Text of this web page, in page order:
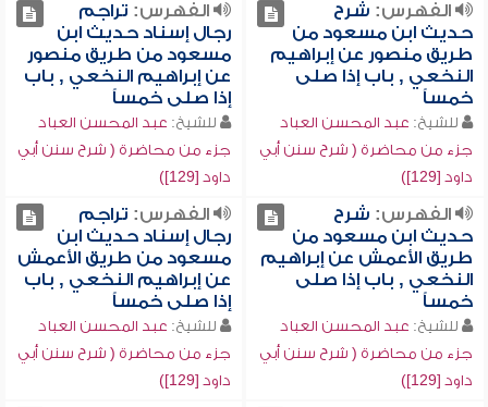
الفهرس: شرح
حديث ابن مسعود من
طريق منصور عن إبراهيم
النخعي , باب إذا صلى
خمساً
للشيخ: عبد المحسن العباد
جزء من محاضرة ( شرح سنن أبي
داود [129])
الفهرس: تراجم
رجال إسناد حديث ابن
مسعود من طريق منصور
عن إبراهيم النخعي , باب
إذا صلى خمساً
للشيخ: عبد المحسن العباد
جزء من محاضرة ( شرح سنن أبي
داود [129])
الفهرس: شرح
حديث ابن مسعود من
طريق الأعمش عن إبراهيم
النخعي , باب إذا صلى
خمساً
للشيخ: عبد المحسن العباد
جزء من محاضرة ( شرح سنن أبي
داود [129])
الفهرس: تراجم
رجال إسناد حديث ابن
مسعود من طريق الأعمش
عن إبراهيم النخعي , باب
إذا صلى خمساً
للشيخ: عبد المحسن العباد
جزء من محاضرة ( شرح سنن أبي
داود [129])